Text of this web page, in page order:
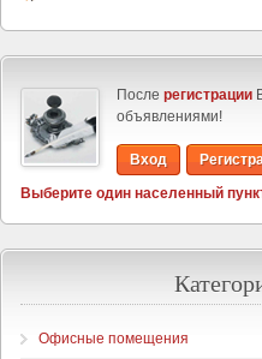
После регистрации
объявлениями!
Вход
Выберите один населенный
Офисные помещения